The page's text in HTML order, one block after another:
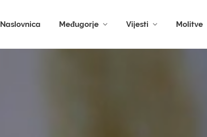
Naslovnica Međugorje Vijesti Molitve